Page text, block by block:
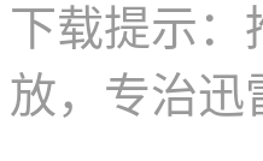
下载提示：
放，专治迅